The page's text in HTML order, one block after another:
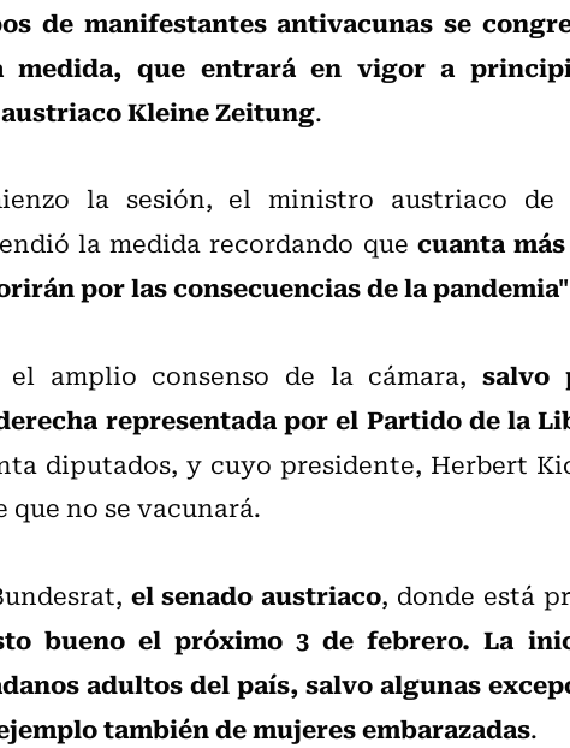
de manifestantes antivacunas se
medida, que entrará en vigor a
Kleine Zeitung.
la sesión, el ministro austriaco de
la medida recordando que cuanta
por las consecuencias de la pandemia"
amplio consenso de la cámara,salvo
representada por el Partido de la
diputados, y cuyo presidente, Herbert
no se vacunará.
el senado austriaco, donde está
bueno el próximo 3 de febrero. La
adultos del país, salvo algunas
también de mujeres embarazadas.